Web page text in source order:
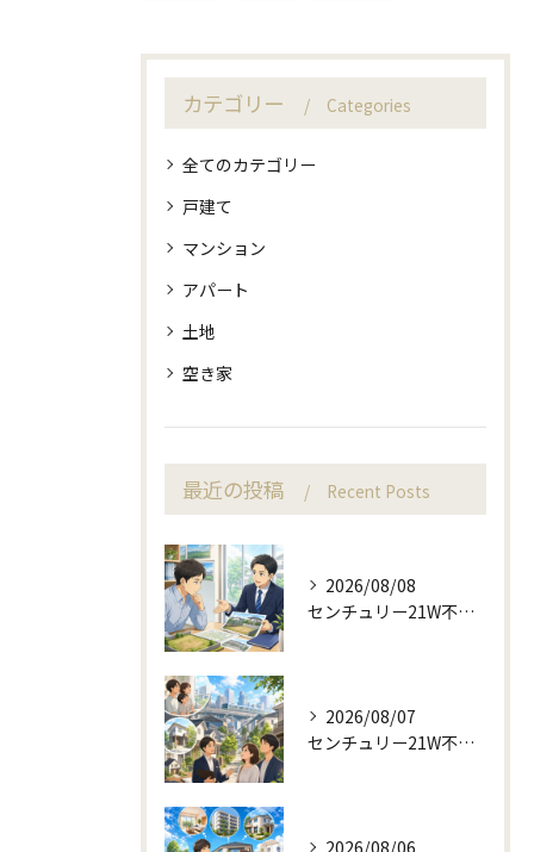
カテゴリー Categories
全てのカテゴリー
戸建て
マンション
アパート
土地
空き家
最近の投稿 Recent Posts
2026/08/08
センチュリー21W不動産販売で来店予約から土地売却相談
2026/08/07
センチュリー21W不動産販売の駅近相談と地域目線
2026/08/06